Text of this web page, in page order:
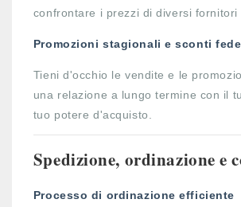
confrontare i prezzi di diversi
Promozioni stagionali e sconti
Tieni d'occhio le vendite e le
una relazione a lungo termine con il
tuo potere d'acquisto.
Spedizione, ordinazione
Processo di ordinazione efficiente